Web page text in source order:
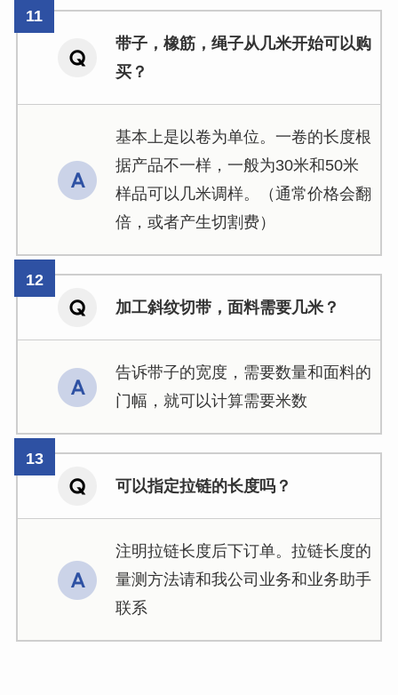
带子，橡筋，绳子从几米开始可以购
买？
基本上是以卷为单位。一卷的长度根
据产品不一样，一般为30米和50米
样品可以几米调样。（通常价格会翻
倍，或者产生切割费）
加工斜纹切带，面料需要几米？
告诉带子的宽度，需要数量和面料的
门幅，就可以计算需要米数
可以指定拉链的长度吗？
注明拉链长度后下订单。拉链长度的
量测方法请和我公司业务和业务助手
联系